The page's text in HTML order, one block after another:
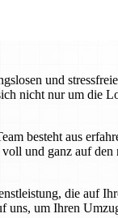
und
nicht nur um die
besteht aus
und ganz auf den
die auf
uns, um Ihren